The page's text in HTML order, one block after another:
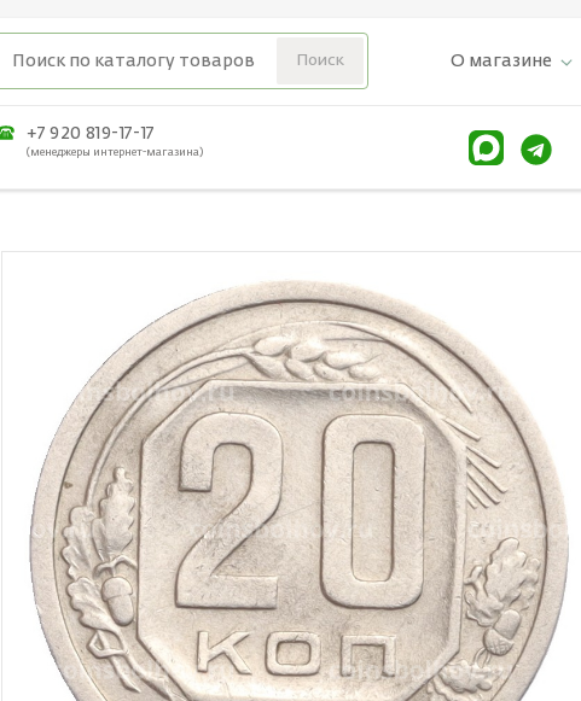
О магазине
+7 920 819-17-17
(менеджеры интернет-магазина)